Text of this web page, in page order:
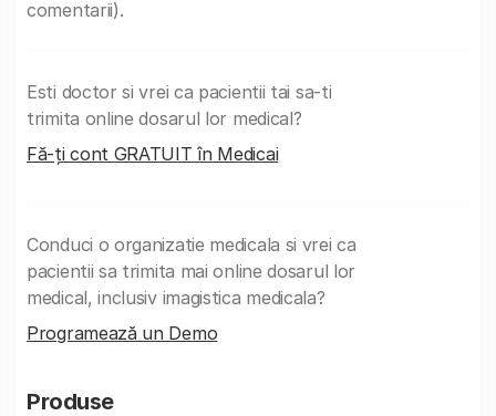
comentarii).
Esti doctor si vrei ca pacientii tai sa-ti
trimita online dosarul lor medical?
Fă-ți cont GRATUIT în Medicai
Conduci o organizatie medicala si vrei ca
pacientii sa trimita mai online dosarul lor
medical, inclusiv imagistica medicala?
Programează un Demo
Produse